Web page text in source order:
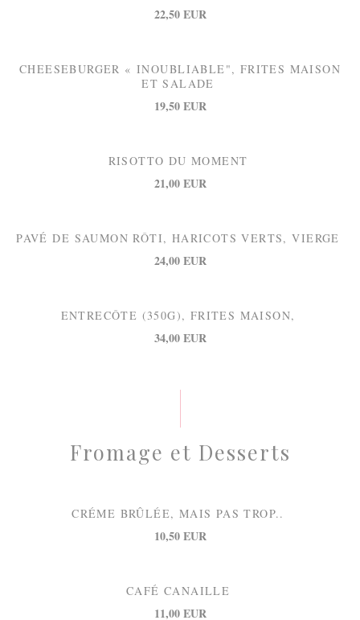
22,50 EUR
CHEESEBURGER « INOUBLIABLE", FRITES MAISON
ET SALADE
19,50 EUR
RISOTTO DU MOMENT
21,00 EUR
PAVÉ DE SAUMON RÔTI, HARICOTS VERTS, VIERGE
24,00 EUR
ENTRECÔTE (350G), FRITES MAISON,
34,00 EUR
Fromage et Desserts
CRÉME BRÛLÉE, MAIS PAS TROP..
10,50 EUR
CAFÉ CANAILLE
11,00 EUR